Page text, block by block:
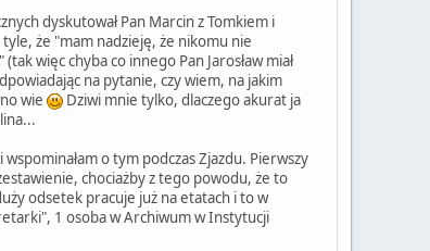
dyskutował Pan Marcin z Tomkiem i
że "mam nadzieję, że nikomu nie
więc chyba co innego Pan Jarosław miał
na pytanie, czy wiem, na jakim
wie
Dziwi mnie tylko, dlaczego akurat ja
o tym podczas Zjazdu. Pierwszy
chociażby z tego powodu, że to
odsetek pracuje już na etatach i to w
1 osoba w Archiwum w Instytucji